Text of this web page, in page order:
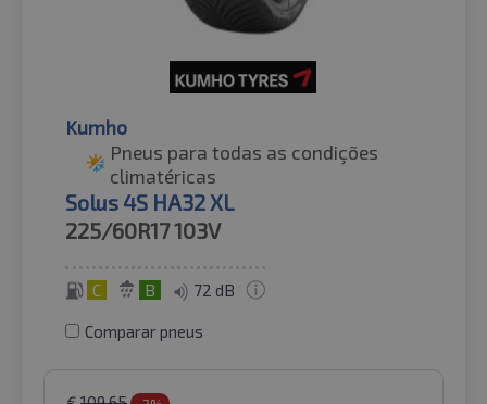
Kumho
Pneus para todas as condições
climatéricas
Solus 4S HA32 XL
225/60R17103V
C B 72 dB
Comparar pneus